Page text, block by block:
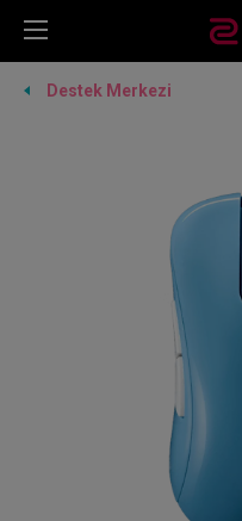
Destek Merkezi